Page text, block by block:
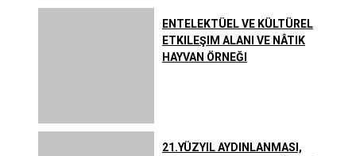
ENTELEKTÜEL VE KÜLTÜREL
ETKILEŞIM ALANI VE NÂTIK
HAYVAN ÖRNEĞI
21.YÜZYIL AYDINLANMASI,